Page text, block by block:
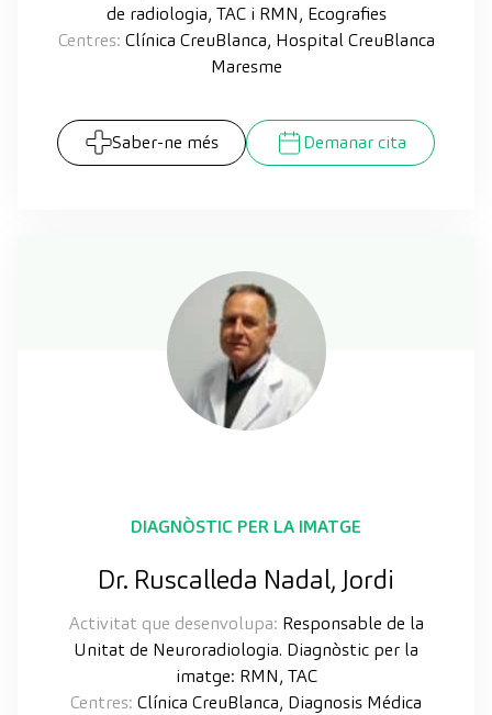
de radiologia, TAC i RMN, Ecografies
Centres: Clínica CreuBlanca, Hospital CreuBlanca
Maresme
Saber-ne més Demanar cita
DIAGNÒSTIC PER LA IMATGE
Dr. Ruscalleda Nadal, Jordi
Activitat que desenvolupa: Responsable de la
Unitat de Neuroradiologia. Diagnòstic per la
imatge: RMN, TAC
Centres: Clínica CreuBlanca, Diagnosis Médica